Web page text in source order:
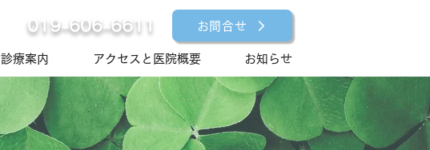
019-606-6611 お問合せ
診療案内 アクセスと医院概要 お知らせ